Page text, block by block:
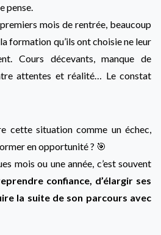
pense.
mois de rentrée, beaucoup
formation qu’ils ont choisie ne leur
Cours décevants, manque de
attentes et réalité… Le constat
cette situation comme un échec,
en opportunité ? 🎯
mois ou une année, c’est souvent
confiance, d’élargir ses
la suite de son parcours avec